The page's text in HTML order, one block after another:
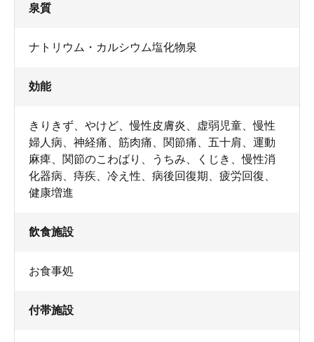
泉質
ナトリウム・カルシウム塩化物泉
効能
きりきず、やけど、慢性皮膚炎、虚弱児童、慢性
婦人病、神経痛、筋肉痛、関節痛、五十肩、運動
麻痺、関節のこわばり、うちみ、くじき、慢性消
化器病、痔疾、冷え性、病後回復期、疲労回復、
健康増進
飲食施設
お食事処
付帯施設